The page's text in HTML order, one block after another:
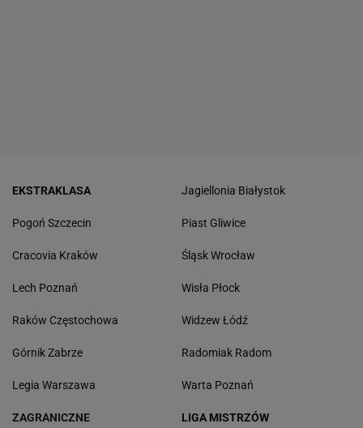
EKSTRAKLASA
Pogoń Szczecin
Cracovia Kraków
Lech Poznań
Raków Częstochowa
Górnik Zabrze
Legia Warszawa
Jagiellonia Białystok
Piast Gliwice
Śląsk Wrocław
Wisła Płock
Widzew Łódź
Radomiak Radom
Warta Poznań
ZAGRANICZNE LIGA MISTRZÓW